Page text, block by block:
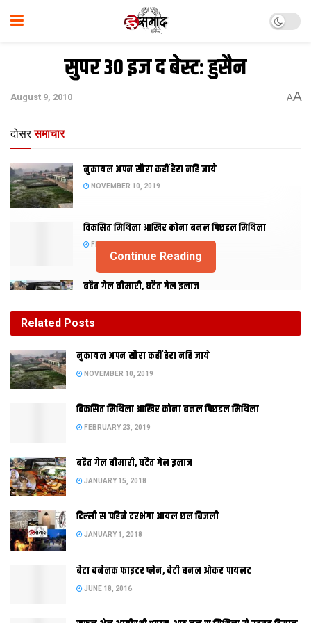
सुपर 30 इज द बेस्ट: हुसैन
August 9, 2010 AA
दोसर समाचार
नुकायल अपन सौरा कहीं हेरा नहि जाये
NOVEMBER 10, 2019
विकसित मिथिला आखिर कोना बनल पिछडल मिथिला
FEBRUARY 23, 2019
बढैत गेल बीमारी, घटैत गेल इलाज
Continue Reading
Related Posts
नुकायल अपन सौरा कहीं हेरा नहि जाये
NOVEMBER 10, 2019
विकसित मिथिला आखिर कोना बनल पिछडल मिथिला
FEBRUARY 23, 2019
बढैत गेल बीमारी, घटैत गेल इलाज
JANUARY 15, 2018
दिल्‍ली स पहिने दरभंगा आयल छल बिजली
JANUARY 1, 2018
बेटा बनेलक फाइटर प्लेन, बेटी बनल ओकर पायलट
JUNE 18, 2016